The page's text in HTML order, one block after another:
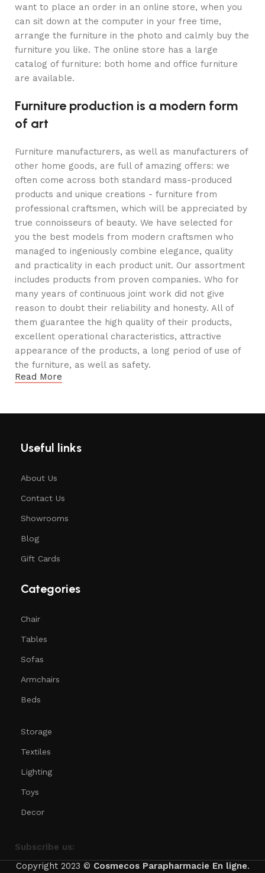
want to place an order in an online store, when you
can sit down at the computer in your free time,
arrange the furniture in the photo and calmly buy the
furniture you like. The online store has a large
catalog of furniture: both home and office furniture
are available.
Furniture production is a modern form
of art
Furniture manufacturers, as well as manufacturers of
other home goods, are full of amazing offers: we
often come across both standard mass-produced
products and unique creations - furniture from
professional craftsmen, which will be appreciated by
true connoisseurs of beauty. We have selected for
you the best models from modern craftsmen who
managed to ingeniously combine elegance, quality
and practicality in each product unit. Our assortment
includes products from proven companies. Who for
many years of continuous joint work did not give
reason to doubt their reliability and honesty. All of
them guarantee the high quality of their products,
excellent operational characteristics, attractive
appearance of the products, a long period of use of
the furniture, as well as safety.
Read More
Useful links
About Us
Contact Us
Showrooms
Blog
Gift Cards
Categories
Chair
Tables
Sofas
Armchairs
Beds
Storage
Textiles
Lighting
Toys
Decor
Subscribe us:
Copyright 2023 © CosmecosParapharmacie En ligne.